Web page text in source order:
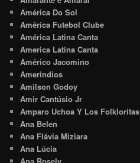
América Do Sol
América Futebol Clube
América Latina Canta
America Latina Canta
Américo Jacomino
Amerindios
Amilson Godoy
Amir Cantúsio Jr
Amparo Uchoa Y Los Folkloritas
Ana Belen
Ana Flávia Miziara
Ana Lúcia